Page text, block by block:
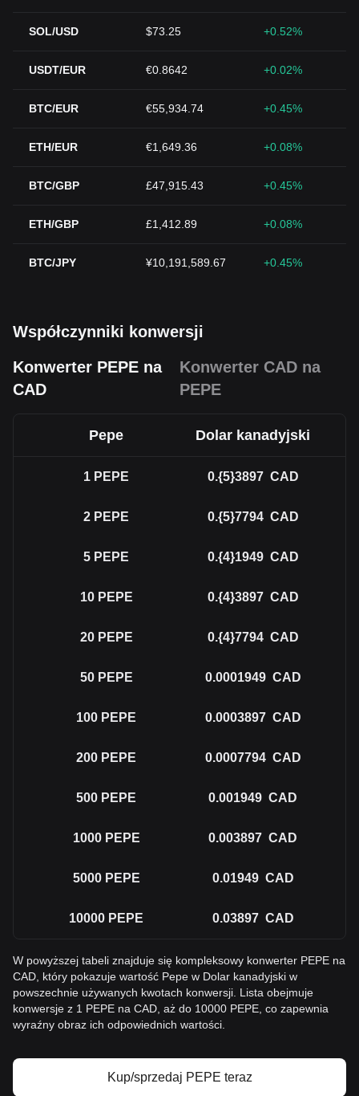
SOL/USD $73.25 +0.52%
USDT/EUR €0.8642 +0.02%
BTC/EUR €55,934.74 +0.45%
ETH/EUR €1,649.36 +0.08%
BTC/GBP £47,915.43 +0.45%
ETH/GBP £1,412.89 +0.08%
BTC/JPY ¥10,191,589.67 +0.45%
Współczynniki konwersji
Konwerter PEPE na
CAD
Konwerter CAD na
PEPE
Pepe Dolar kanadyjski
1 PEPE 0.{5}3897 CAD
2 PEPE 0.{5}7794 CAD
5 PEPE 0.{4}1949 CAD
10 PEPE 0.{4}3897 CAD
20 PEPE 0.{4}7794 CAD
50 PEPE 0.0001949 CAD
100 PEPE 0.0003897 CAD
200 PEPE 0.0007794 CAD
500 PEPE 0.001949 CAD
1000 PEPE 0.003897 CAD
5000 PEPE 0.01949 CAD
10000 PEPE 0.03897 CAD
W powyższej tabeli znajduje się kompleksowy konwerter PEPE na
CAD, który pokazuje wartość Pepe w Dolar kanadyjski w
powszechnie używanych kwotach konwersji. Lista obejmuje
konwersje z 1 PEPE na CAD, aż do 10000 PEPE, co zapewnia
wyraźny obraz ich odpowiednich wartości.
Kup/sprzedaj PEPE teraz